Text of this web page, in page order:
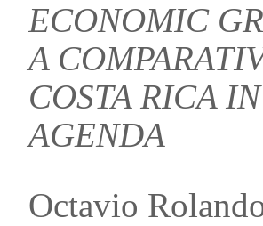
ECONOMIC
A
COSTA RICA
AGENDA
Octavio